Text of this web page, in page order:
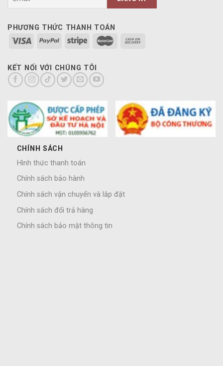
PHƯƠNG THỨC THANH TOÁN
KẾT NỐI VỚI CHÚNG TÔI
CHÍNH SÁCH
Hình thức thanh toán
Chính sách bảo hành
Chính sách vận chuyển và lắp đặt
Chính sách đổi trả hàng
Chính sách bảo mật thông tin